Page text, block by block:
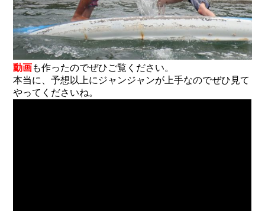
動画も作ったのでぜひご覧ください。
本当に、予想以上にジャンジャンが上手なのでぜひ見て
やってくださいね。